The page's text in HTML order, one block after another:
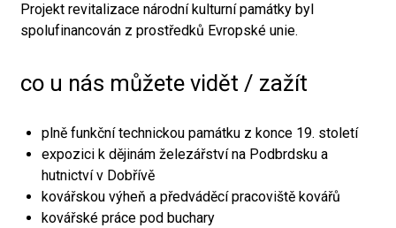
Projekt revitalizace národní kulturní památky byl
spolufinancován z prostředků Evropské unie.
co u nás můžete vidět / zažít
plně funkční technickou památku z konce 19. století
expozici k dějinám železářství na Podbrdsku a
hutnictví v Dobřívě
kovářskou výheň a předváděcí pracoviště kovářů
kovářské práce pod buchary